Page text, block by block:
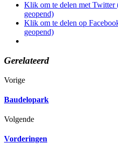
Klik om te delen met Twitter
geopend)
Klik om te delen op
geopend)
Gerelateerd
Vorige
Baudelopark
Volgende
Vorderingen